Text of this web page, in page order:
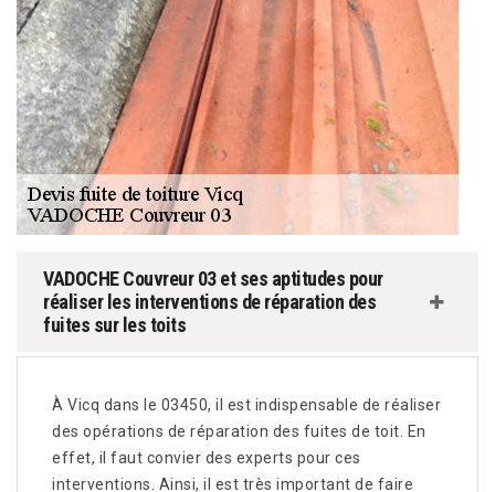
VADOCHE Couvreur 03 et ses aptitudes pour
réaliser les interventions de réparation des
fuites sur les toits
À Vicq dans le 03450, il est indispensable de réaliser
des opérations de réparation des fuites de toit. En
effet, il faut convier des experts pour ces
interventions. Ainsi, il est très important de faire